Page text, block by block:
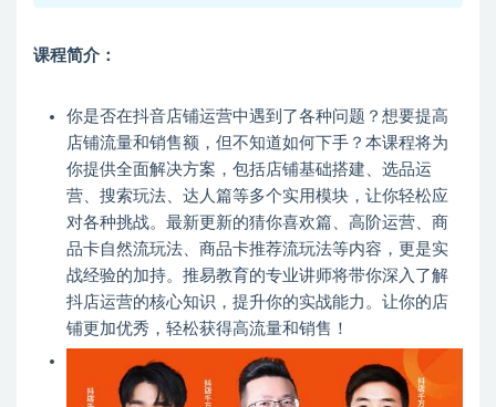
课程简介：
你是否在抖音店铺运营中遇到了各种问题？想要提高
店铺流量和销售额，但不知道如何下手？本课程将为
你提供全面解决方案，包括店铺基础搭建、选品运
营、搜索玩法、达人篇等多个实用模块，让你轻松应
对各种挑战。最新更新的猜你喜欢篇、高阶运营、商
品卡自然流玩法、商品卡推荐流玩法等内容，更是实
战经验的加持。推易教育的专业讲师将带你深入了解
抖店运营的核心知识，提升你的实战能力。让你的店
铺更加优秀，轻松获得高流量和销售！